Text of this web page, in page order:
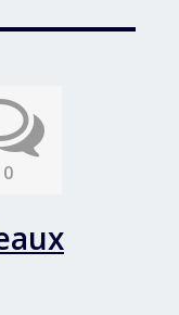
0